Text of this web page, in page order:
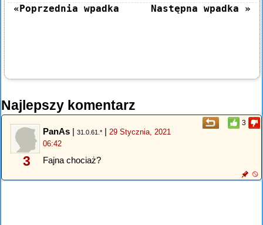
«Poprzednia wpadka Następna wpadka »
Najlepszy komentarz
3
3
PanAs | 31.0.61.* | 29 Stycznia, 2021
06:42
Fajna chociaż?